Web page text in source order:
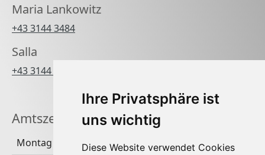
Ihre Privatsphäre ist
uns wichtig
Diese Website verwendet Cookies
Maria Lankowitz
+43 3144 3484
Salla
+43 3144 3484 270
Amtszeiten
Montag